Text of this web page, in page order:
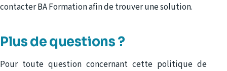
contacter BA Formation afin de trouver une solution.
Plus de questions ?
Pour toute question concernant cette politique de